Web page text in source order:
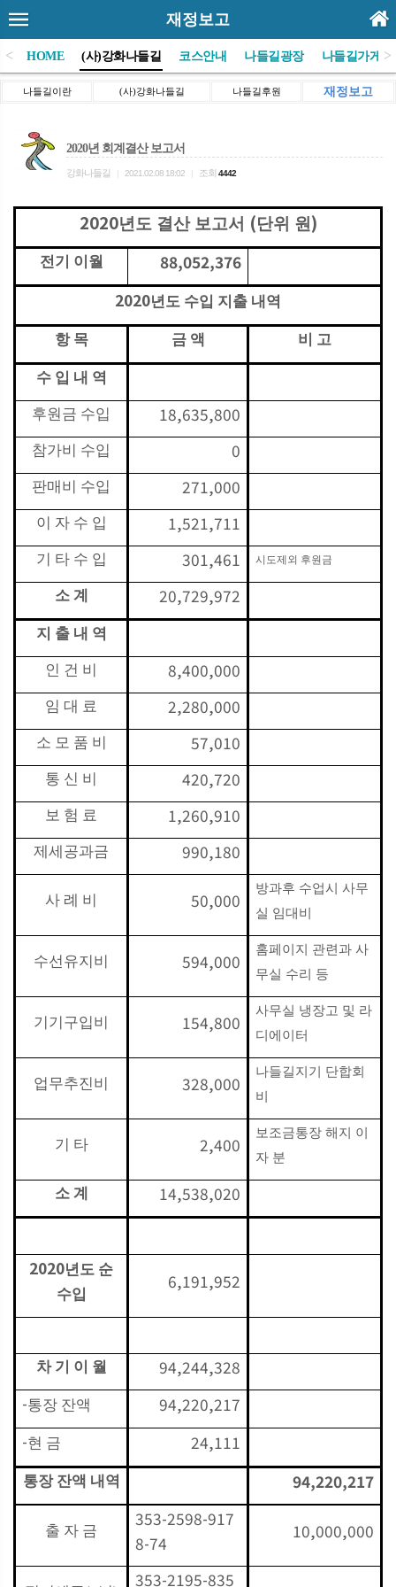
재정보고
< HOME (사)강화나들길 코스안내 나들길광장 나들길가게 >
나들길이란 (사)강화나들길 나들길후원 재정보고
2020년 회계결산 보고서
강화나들길 2021.02.08 18:02 조회 4442
2020년도 결산 보고서 (단위 원)
전기 이월
88,052,376
2020년도 수입 지출 내역
항 목 금 액 비 고
수 입 내 역
후원금 수입 18,635,800
참가비 수입 0
판매비 수입 271,000
이 자 수 입 1,521,711
기 타 수 입 301,461 시도제외 후원금
소 계 20,729,972
지 출 내 역
인 건 비 8,400,000
임 대 료 2,280,000
소 모 품 비 57,010
통 신 비 420,720
보 험 료 1,260,910
제세공과금 990,180
사 례 비 50,000
방과후 수업시 사무
실 임대비
수선유지비 594,000
홈페이지 관련과 사
무실 수리 등
기기구입비 154,800
사무실 냉장고 및 라
디에이터
업무추진비 328,000
나들길지기 단합회
비
기 타 2,400
보조금통장 해지 이
자 분
소 계 14,538,020
2020년도 순
수입
6,191,952
차 기 이 월
94,244,328
-통장 잔액
94,220,217
-현 금 24,111
통장 잔액 내역 94,220,217
출 자 금
353-2598-917
8-74
10,000,000
353-2195-835